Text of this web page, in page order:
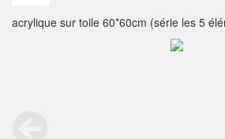
acrylique sur toile 60*60cm (série les 5